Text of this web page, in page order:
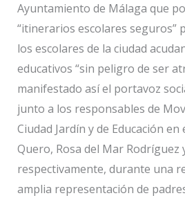
Ayuntamiento de Málaga que
“itinerarios escolares seguros”
los escolares de la ciudad
educativos “sin peligro de ser
manifestado así el portavoz
junto a los responsables de
Ciudad Jardín y de Educación en
Quero, Rosa del Mar Rodríguez
respectivamente, durante una
amplia representación de